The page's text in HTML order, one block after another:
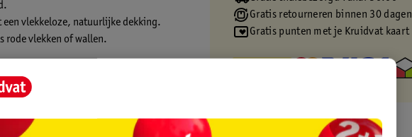
een vlekkeloze, natuurlijke dekking.
rode vlekken of wallen.
Gratis retourneren binnen 30 dagen
Gratis punten met je Kruidvat kaart